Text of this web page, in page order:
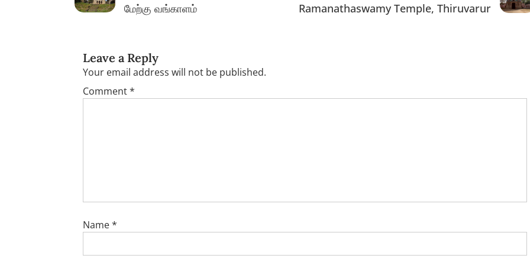
மேற்கு வங்காளம்
Ramanathaswamy Temple, Thiruvarur
Leave a Reply
Your email address will not be published.
Comment*
Name*